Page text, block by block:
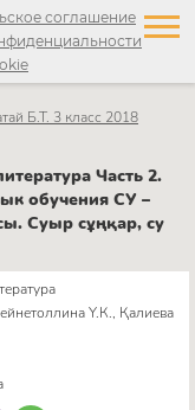
соглашение
Б.Т. 3 класс 2018
Часть 2.
обучения СУ –
Суыр сұңқар, су
Ү.К., Қалиева